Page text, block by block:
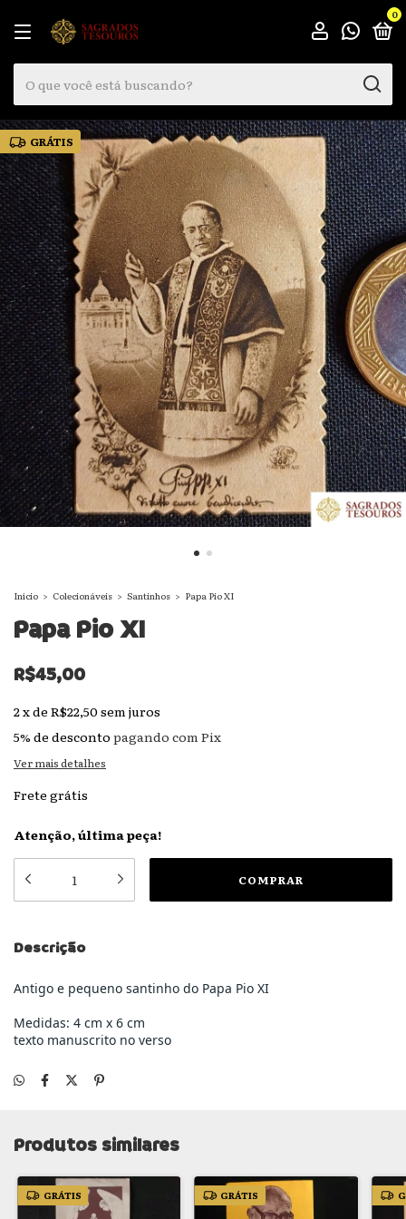
0
GRÁTIS
Início > Colecionáveis > Santinhos > Papa Pio XI
Papa Pio XI
R$45,00
2xde R$22,50 sem juros
5% de desconto pagando com Pix
Ver mais detalhes
Frete grátis
Atenção, última peça!
Descrição
Antigo e pequeno santinho do Papa Pio XI
Medidas: 4 cm x 6 cm
texto manuscrito no verso
Produtos similares
GRÁTIS GRÁTIS